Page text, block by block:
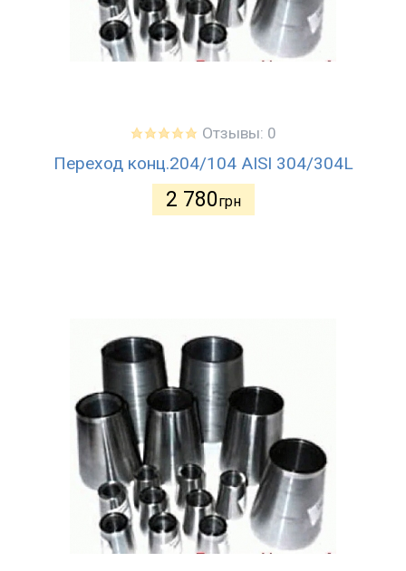
Отзывы: 0
Переход конц.204/104 AISI 304/304L
2 780грн